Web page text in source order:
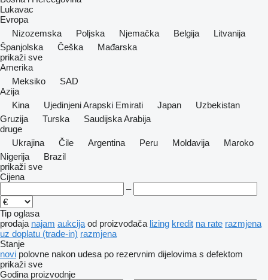
Lukavac
Evropa
Nizozemska
Poljska Njemačka Belgija
Litvanija
Španjolska
Češka
Mađarska
prikaži sve
Amerika
Meksiko
SAD
Azija
Kina
Ujedinjeni Arapski Emirati Japan
Uzbekistan
Gruzija
Turska
Saudijska Arabija
druge
Ukrajina
Čile Argentina Peru Moldavija
Maroko
Nigerija
Brazil
prikaži sve
Cijena
–
Tip oglasa
prodaja najam aukcija od proizvođača lizing kredit na rate razmjena
uz doplatu (trade-in) razmjena
Stanje
novi polovne nakon udesa po rezervnim dijelovima s defektom
prikaži sve
Godina proizvodnje